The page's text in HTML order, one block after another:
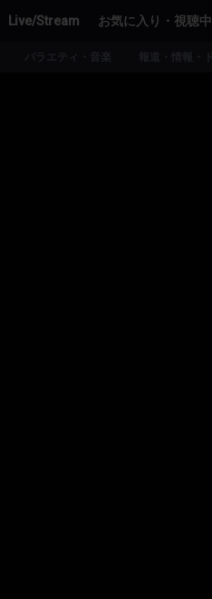
Live/Stream お気に入り・視聴中